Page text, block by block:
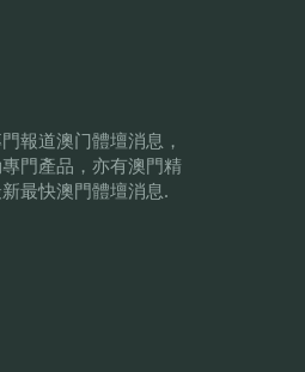
報道澳门體壇消息，
門產品，亦有澳門精
最快澳門體壇消息.